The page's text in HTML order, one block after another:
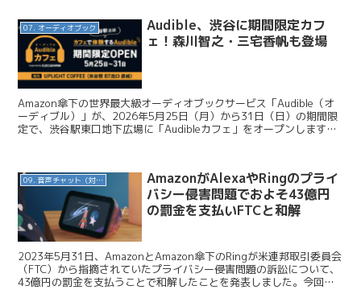
07. オーディオブック
Audible、渋谷に期間限定カフ
ェ！森川智之・三宅香帆も登場
Amazon傘下の世界最大級オーディオブックサービス「Audible（オ
ーディブル）」が、2026年5月25日（月）から31日（日）の期間限
定で、渋谷駅東口地下広場に「Audibleカフェ」をオープンします。
09. 音声チャット（対話AI）
AmazonがAlexaやRingのプライ
バシー侵害問題でおよそ43億円
の罰金を支払いFTCと和解
2023年5月31日、AmazonとAmazon傘下のRingが米連邦取引委員会
（FTC）から指摘されていたプライバシー侵害問題の訴訟について、
43億円の罰金を支払うことで和解したことを発表しました。今回は